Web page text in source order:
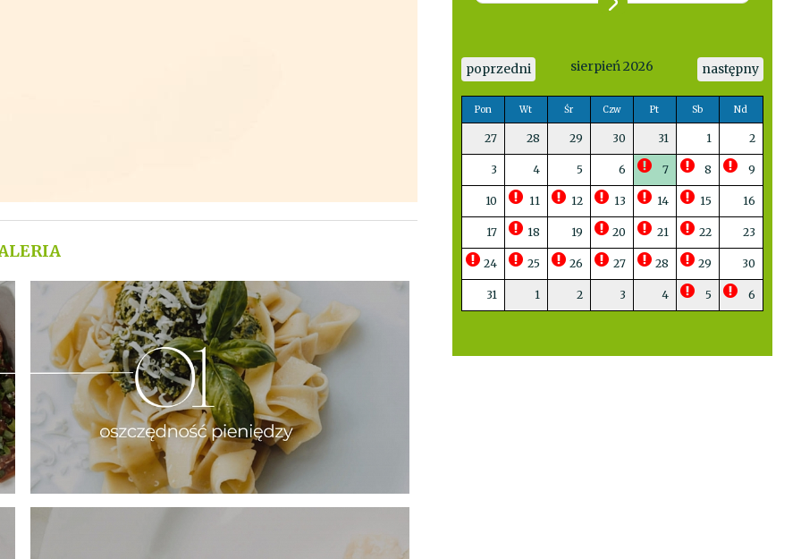
poprzedni sierpień 2026 następny
Pon Wt Śr Czw Pt Sb Nd
27 28 29 30 31 1 2
3 4 5 6 7 8 9
10 11 12 13 14 15 16
17 18 19 20 21 22 23
24 25 26 27 28 29 30
31 1 2 3 4 5 6